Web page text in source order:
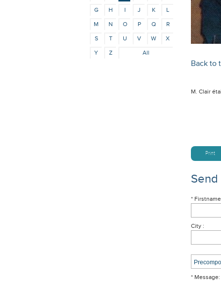
G
H I J K
L
M
N O P Q
R
S
T U V W
X
Y
Z All
Back to
M. Clair
Print
*
City :
* Message: